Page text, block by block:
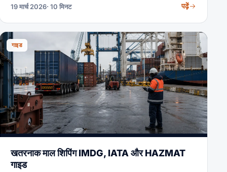
कुछ भी बेचते या आयात करते हैं, तो यह गाइड अनिवार्य पठन है।
19 मार्च 2026· 10 मिनट पढ़ें
गाइड
खतरनाक माल शिपिंग IMDG, IATA और HAZMAT
गाइड